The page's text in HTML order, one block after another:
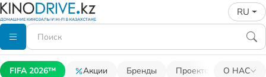
RU
FIFA 2026™ Акции Бренды Проекторы О НАС